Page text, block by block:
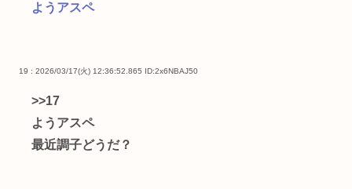
ようアスペ
19 : 2026/03/17(火) 12:36:52.865 ID:2x6NBAJ50
>>17
ようアスペ
最近調子どうだ？